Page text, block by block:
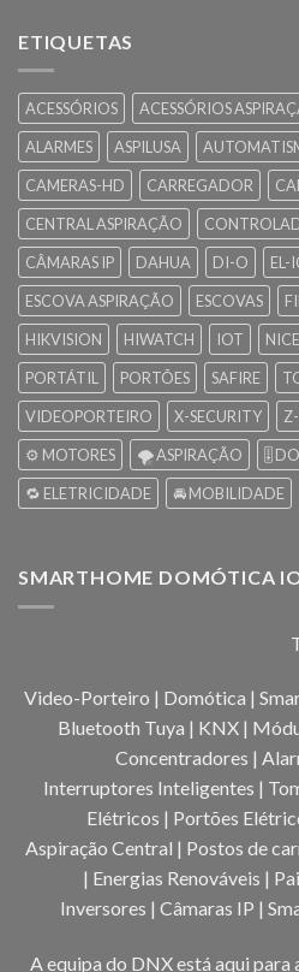
ETIQUETAS
ACESSÓRIOS ACESSÓRIOS
ALARMES
ASPILUSA
CAMERAS-HD
CARREGADOR
CENTRAL ASPIRAÇÃO
CÂMARAS IP
DAHUA DI-O
EL-
ESCOVA ASPIRAÇÃO
ESCOVAS
HIKVISION
HIWATCH IOT NICE
PORTÁTIL
PORTÕES SAFIRE
VIDEOPORTEIRO
X-SECURITY
⚙️ MOTORES
🌪️ ASPIRAÇÃO 🎚️
🔁 ELETRICIDADE
🚘 MOBILIDADE
SMARTHOME DOMÓTICA
Video-Porteiro | Domótica |
Bluetooth Tuya | KNX |
Concentradores |
Interruptores Inteligentes |
Elétricos | Portões
Aspiração Central | Postos de
| Energias Renováveis |
Inversores | Câmaras IP |
A equipa do DNX está aqui para